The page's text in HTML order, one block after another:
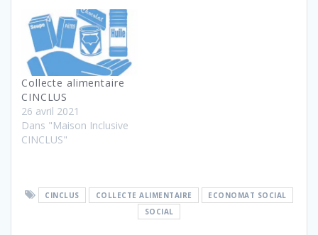
Collecte alimentaire
CINCLUS
26 avril 2021
Dans "Maison Inclusive
CINCLUS"
CINCLUS COLLECTE ALIMENTAIRE
ECONOMAT SOCIAL
SOCIAL